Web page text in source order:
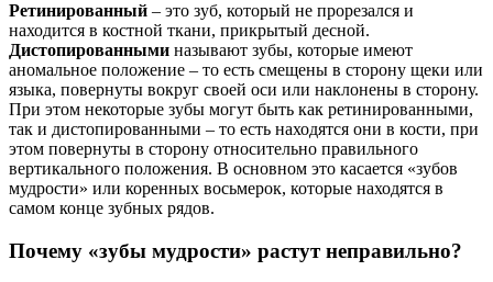
Ретинированный – это зуб, который не прорезался и
находится в костной ткани, прикрытый десной.
Дистопированными называют зубы, которые имеют
аномальное положение – то есть смещены в сторону щеки или
языка, повернуты вокруг своей оси или наклонены в сторону.
При этом некоторые зубы могут быть как ретинированными,
так и дистопированными – то есть находятся они в кости, при
этом повернуты в сторону относительно правильного
вертикального положения. В основном это касается «зубов
мудрости» или коренных восьмерок, которые находятся в
самом конце зубных рядов.
Почему «зубы мудрости» растут неправильно?